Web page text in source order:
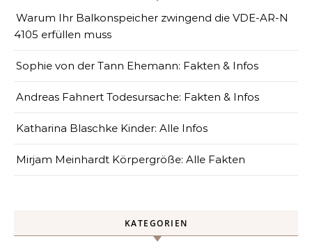
Warum Ihr Balkonspeicher zwingend die VDE-AR-N
4105 erfüllen muss
Sophie von der Tann Ehemann: Fakten & Infos
Andreas Fahnert Todesursache: Fakten & Infos
Katharina Blaschke Kinder: Alle Infos
Mirjam Meinhardt Körpergröße: Alle Fakten
KATEGORIEN